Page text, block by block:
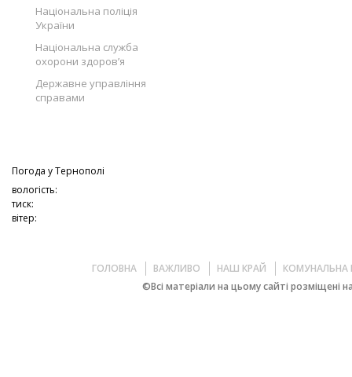
Національна поліція
України
Національна служба
охорони здоров’я
Державне управління
справами
Погода уТернополі
вологість:
тиск:
вітер:
ГОЛОВНА ВАЖЛИВО НАШ КРАЙ
КОМУНАЛЬНА
©Всі матеріали на цьому сайті розміщені